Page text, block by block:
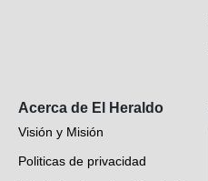
Acerca de El Heraldo
Visión y Misión
Politicas de privacidad